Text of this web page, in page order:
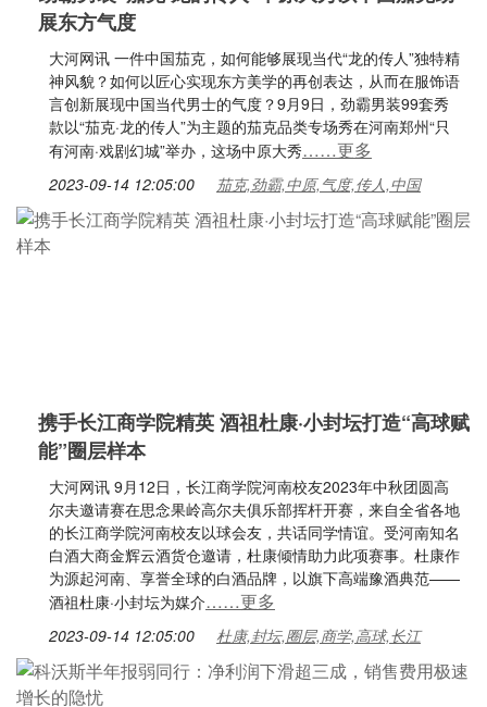
展东方气度
大河网讯 一件中国茄克，如何能够展现当代“龙的传人”独特精
神风貌？如何以匠心实现东方美学的再创表达，从而在服饰语
言创新展现中国当代男士的气度？9月9日，劲霸男装99套秀
款以“茄克·龙的传人”为主题的茄克品类专场秀在河南郑州“只
有河南·戏剧幻城”举办，这场中原大秀……更多
2023-09-14 12:05:00 茄克,劲霸,中原,气度,传人,中国
携手长江商学院精英 酒祖杜康·小封坛打造“高球赋
能”圈层样本
大河网讯 9月12日，长江商学院河南校友2023年中秋团圆高
尔夫邀请赛在思念果岭高尔夫俱乐部挥杆开赛，来自全省各地
的长江商学院河南校友以球会友，共话同学情谊。受河南知名
白酒大商金辉云酒货仓邀请，杜康倾情助力此项赛事。杜康作
为源起河南、享誉全球的白酒品牌，以旗下高端豫酒典范——
酒祖杜康·小封坛为媒介……更多
2023-09-14 12:05:00 杜康,封坛,圈层,商学,高球,长江